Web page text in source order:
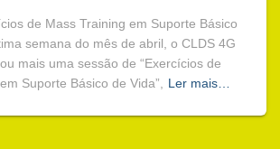
de Mass Training em Suporte Básico
semana do mês de abril, o CLDS 4G
mais uma sessão de “Exercícios de
Suporte Básico de Vida”,
Ler mais…